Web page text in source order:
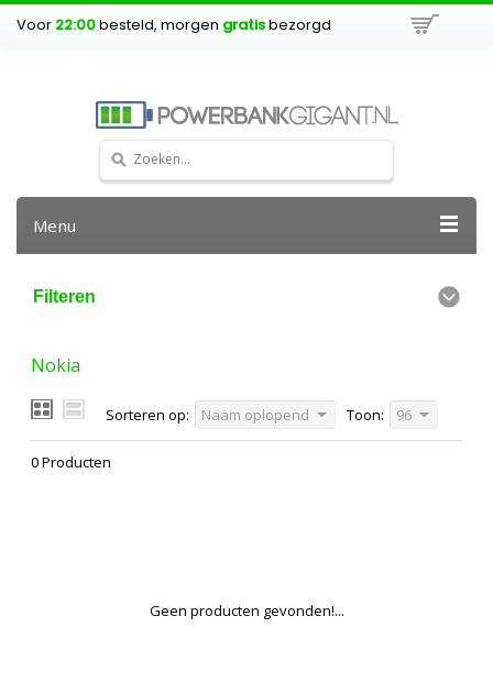
Voor 22:00besteld, morgen gratisbezorgd
Menu
Filteren
Nokia
Sorteren op: Naam oplopend Toon: 96
0 Producten
Geen producten gevonden!...